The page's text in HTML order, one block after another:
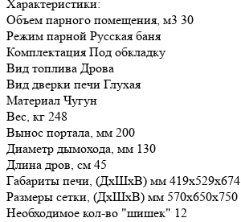
Характеристики:
Объем парного помещения, м3 30
Режим парной Русская баня
Комплектация Под обкладку
Вид топлива Дрова
Вид дверки печи Глухая
Материал Чугун
Вес, кг 248
Вынос портала, мм 200
Диаметр дымохода, мм 130
Длина дров, см 45
Габариты печи, (ДхШхВ) мм 419x529х674
Размеры сетки, (ДхШхВ) мм 570x650x750
Необходимое кол-во "шишек" 12